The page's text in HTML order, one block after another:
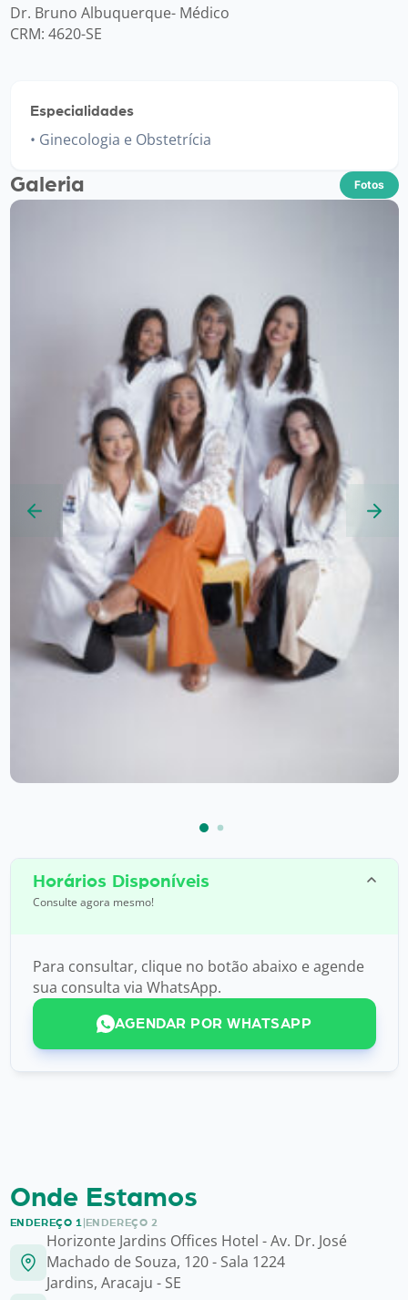
Dr. Bruno Albuquerque- Médico
CRM: 4620-SE
Especialidades
Ginecologia e Obstetrícia
Galeria Fotos
Horários Disponíveis
Consulte agora mesmo!
Para consultar, clique no botão abaixo e agende
sua consulta via WhatsApp.
AGENDAR POR WHATSAPP
Onde Estamos
ENDEREÇO 1 ENDEREÇO 2
Horizonte Jardins Offices Hotel - Av. Dr. José
Machado de Souza, 120 - Sala 1224
Jardins, Aracaju - SE